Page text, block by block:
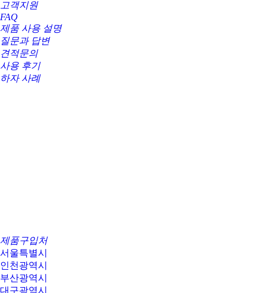
고객지원
FAQ
제품 사용 설명
질문과 답변
견적문의
사용 후기
하자 사례
제품구입처
서울특별시
인천광역시
부산광역시
대구광역시